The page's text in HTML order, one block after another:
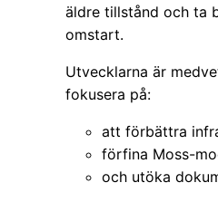
äldre tillstånd och ta
omstart.
Utvecklarna är
fokusera på:
att förbättra
förfina Moss-
och utöka